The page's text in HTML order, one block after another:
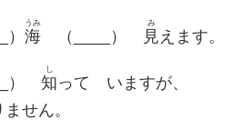
）海
うみ
（____） 見
み
えます。
） 知
し
って いますが、
ません。